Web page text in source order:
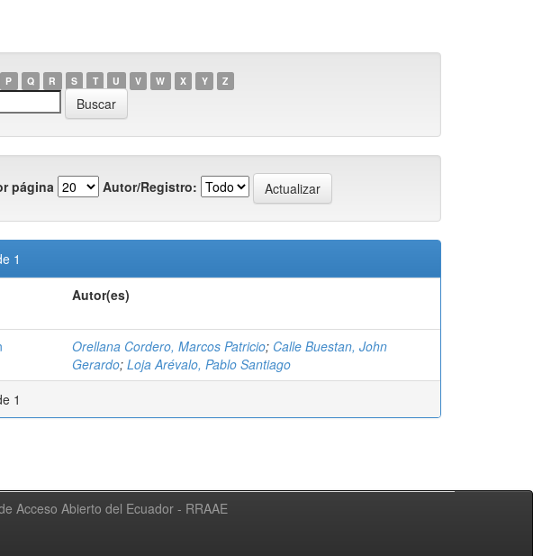
P Q R S T U V W X Y Z
página Autor/Registro:
1
Autor(es)
Orellana Cordero, Marcos Patricio; Calle Buestan, John
Gerardo; Loja Arévalo, Pablo Santiago
1
Acceso Abierto del Ecuador - RRAAE